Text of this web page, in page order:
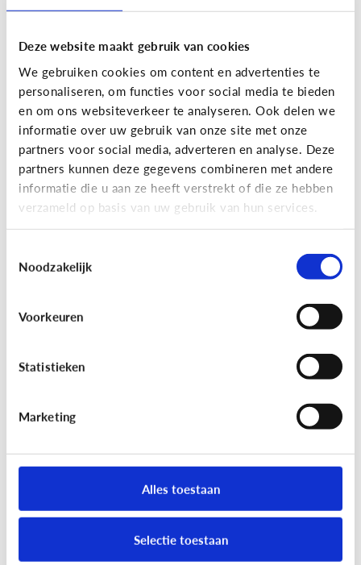
Deze website maakt gebruik van cookies
We gebruiken cookies om content en advertenties te
personaliseren, om functies voor social media te bieden
en om ons websiteverkeer te analyseren. Ook delen we
informatie over uw gebruik van onze site met onze
partners voor social media, adverteren en analyse. Deze
partners kunnen deze gegevens combineren met andere
informatie die u aan ze heeft verstrekt of die ze hebben
verzameld op basis van uw gebruik van hun services.
Noodzakelijk
Voorkeuren
Statistieken
Marketing
Alles toestaan
Selectie toestaan
Nieuws en informatie
7 tips om met je kind te praten
over nieuws